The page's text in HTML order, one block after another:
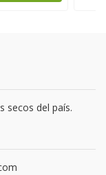
secos del país.